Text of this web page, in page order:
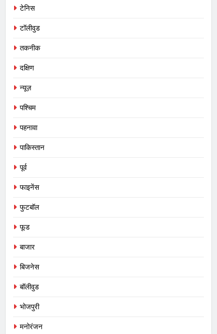
टेनिस
टॉलीवुड
तकनीक
दक्षिण
न्यूज़
पश्चिम
पहनावा
पाकिस्तान
पूर्व
फाइनेंस
फुटबॉल
फूड
बाजार
बिजनेस
बॉलीवुड
भोजपुरी
मनोरंजन